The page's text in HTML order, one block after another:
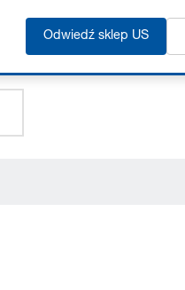
Odwiedź sklep US